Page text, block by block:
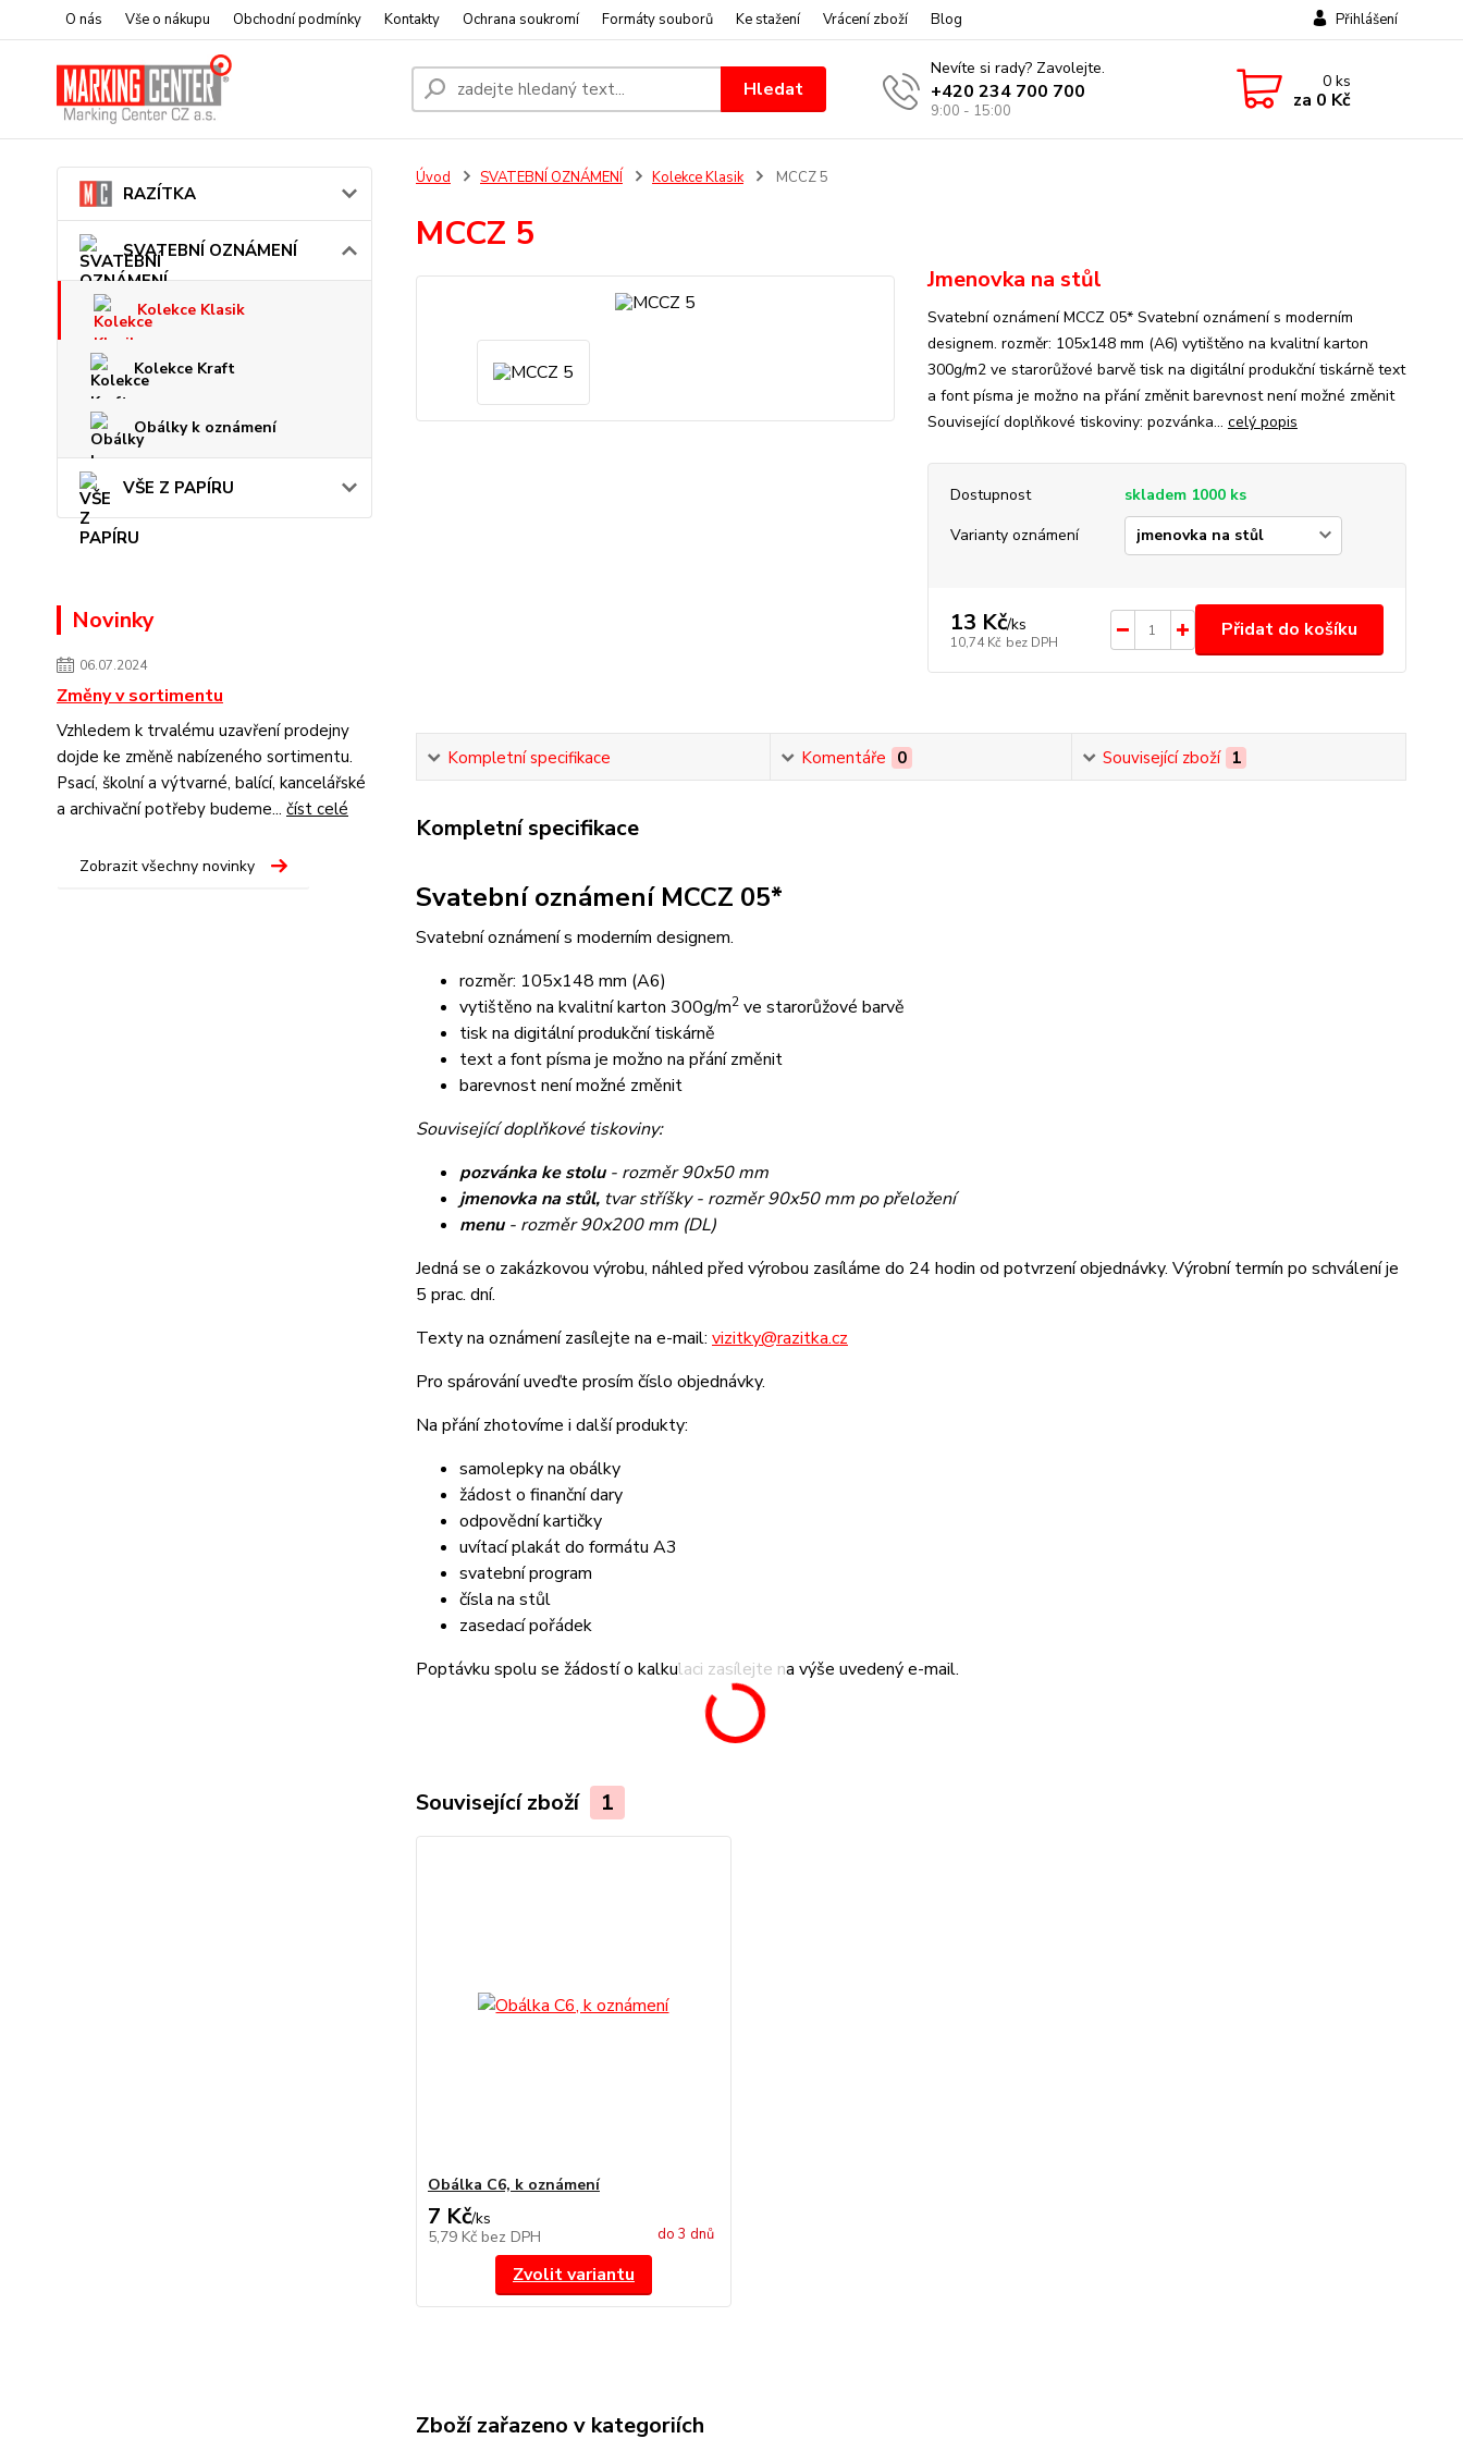
O nás Vše o nákupu Obchodní podmínky Kontakty Ochrana soukromí Formáty souborů Ke stažení Vrácení zboží Blog Přihlášení
Hledat
Nevíte si rady? Zavolejte.
+420 234 700 700
9:00 - 15:00
0ks
za 0 Kč
RAZÍTKA
SVATEBNÍ OZNÁMENÍ
Kolekce Klasik
Kolekce Kraft
Obálky k oznámení
VŠE Z PAPÍRU
Novinky
06.07.2024
Změny v sortimentu
Vzhledem k trvalému uzavření prodejny
dojde ke změně nabízeného sortimentu.
Psací, školní a výtvarné, balící, kancelářské
a archivační potřeby budeme... číst celé
Zobrazit všechny novinky
Úvod SVATEBNÍ OZNÁMENÍ Kolekce Klasik MCCZ 5
MCCZ 5
Jmenovka na stůl
Svatební oznámení MCCZ 05* Svatební oznámení s moderním
designem. rozměr: 105x148 mm (A6) vytištěno na kvalitní karton
300g/m2 ve starorůžové barvě tisk na digitální produkční tiskárně text
a font písma je možno na přání změnit barevnost není možné změnit
Související doplňkové tiskoviny: pozvánka... celý popis
Dostupnost
skladem 1000 ks
Varianty oznámení
13 Kč/ks
10,74 Kč bez DPH
Přidat do košíku
Kompletní specifikace Komentáře 0 Související zboží 1
Kompletní specifikace
Svatební oznámení MCCZ 05*
Svatební oznámení s moderním designem.
rozměr: 105x148 mm (A6)
vytištěno na kvalitní karton 300g/m2ve starorůžové barvě
tisk na digitální produkční tiskárně
text a font písma je možno na přání změnit
barevnost není možné změnit
Související doplňkové tiskoviny:
pozvánka ke stolu- rozměr 90x50 mm
jmenovka na stůl,tvar stříšky - rozměr 90x50 mm po přeložení
menu- rozměr 90x200 mm (DL)
Jedná se o zakázkovou výrobu, náhled před výrobou zasíláme do 24 hodin od potvrzení objednávky. Výrobní termín po schválení je
5 prac. dní.
Texty na oznámení zasílejte na e-mail: vizitky@razitka.cz
Pro spárování uveďte prosím číslo objednávky.
Na přání zhotovíme i další produkty:
samolepky na obálky
žádost o finanční dary
odpovědní kartičky
uvítací plakát do formátu A3
svatební program
čísla na stůl
zasedací pořádek
Poptávku spolu se žádostí o kalkulaci zasílejte na výše uvedený e-mail.
Související zboží 1
Obálka C6, k oznámení
7 Kč/ks
5,79 Kč bez DPH do 3 dnů
Zvolit variantu
Zboží zařazeno v kategoriích